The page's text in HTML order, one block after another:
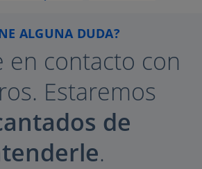
ALGUNA DUDA?
en contacto con
Estaremos
de
.